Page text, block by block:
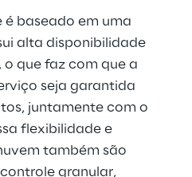
é baseado em uma
alta disponibilidade
que faz com que a
seja garantida
juntamente com o
flexibilidade e
também são
granular,